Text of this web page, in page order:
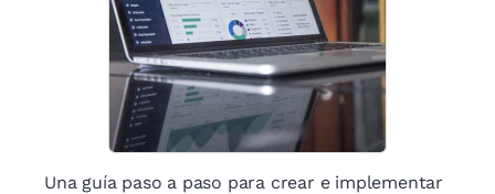
Una guía paso a paso para crear e implementar